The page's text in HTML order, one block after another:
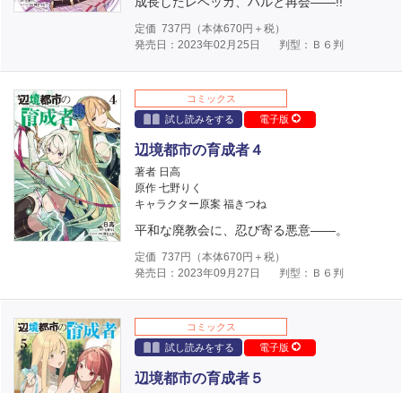
定価 737 円（本体670円＋税）
発売日：2023年02月25日
判型：Ｂ６判
コミックス
試し読みをする
電子版
辺境都市の育成者４
著者 日高
原作 七野りく
キャラクター原案 福きつね
平和な廃教会に、忍び寄る悪意――。
定価 737 円（本体670円＋税）
発売日：2023年09月27日
判型：Ｂ６判
コミックス
試し読みをする
電子版
辺境都市の育成者５